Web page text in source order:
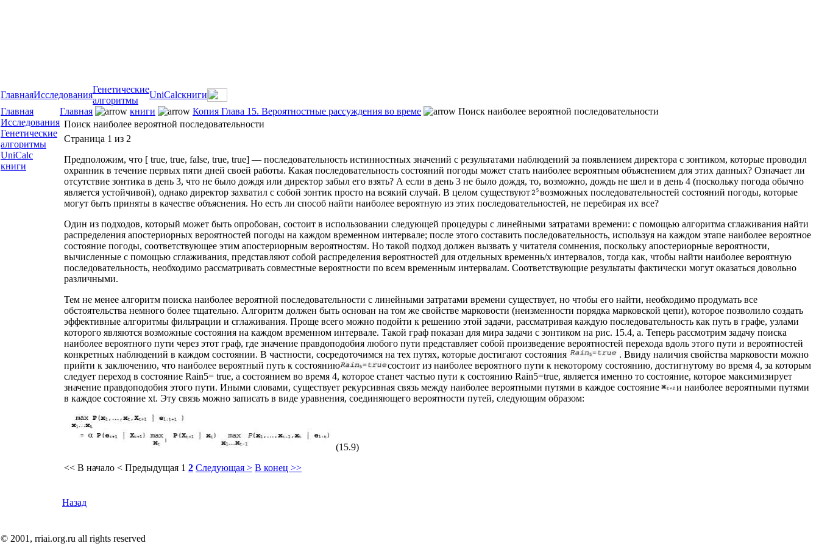
ГлавнаяИсследования
Генетические
алгоритмы
UniCalcкниги
Главная
Исследования
Генетические
алгоритмы
UniCalc
книги
Главная книги Копия Глава 15. Вероятностные рассуждения во време
Поиск наиболее вероятной последовательности
Поиск наиболее вероятной последовательности
Страница 1 из 2
Предположим, что [ true, true, false, true, true] — последовательность истинностных значений с результатами наблюдений за появлением директора с зонтиком, которые проводил
охранник в течение первых пяти дней своей работы. Какая последовательность состояний погоды может стать наиболее вероятным объяснением для этих данных? Означает ли
отсутствие зонтика в день 3, что не было дождя или директор забыл его взять? А если в день 3 не было дождя, то, возможно, дождь не шел и в день 4 (поскольку погода обычно
является устойчивой), однако директор захватил с собой зонтик просто на всякий случай. В целом существуют
возможных последовательностей состояний погоды, которые
могут быть приняты в качестве объяснения. Но есть ли способ найти наиболее вероятную из этих последовательностей, не перебирая их все?
Один из подходов, который может быть опробован, состоит в использовании следующей процедуры с линейными затратами времени: с помощью алгоритма сглаживания найти
распределения апостериорных вероятностей погоды на каждом временном интервале; после этого составить последовательность, используя на каждом этапе наиболее вероятное
состояние погоды, соответствующее этим апостериорным вероятностям. Но такой подход должен вызвать у читателя сомнения, поскольку апостериорные вероятности,
вычисленные с помощью сглаживания, представляют собой распределения вероятностей для отдельных временнь/х интервалов, тогда как, чтобы найти наиболее вероятную
последовательность, необходимо рассматривать совместные вероятности по всем временным интервалам. Соответствующие результаты фактически могут оказаться довольно
различными.
Тем не менее алгоритм поиска наиболее вероятной последовательности с линейными затратами времени существует, но чтобы его найти, необходимо продумать все
обстоятельства немного более тщательно. Алгоритм должен быть основан на том же свойстве марковости (неизменности порядка марковской цепи), которое позволило создать
эффективные алгоритмы фильтрации и сглаживания. Проще всего можно подойти к решению этой задачи, рассматривая каждую последовательность как путь в графе, узлами
которого являются возможные состояния на каждом временном интервале. Такой граф показан для мира задачи с зонтиком на рис. 15.4, а. Теперь рассмотрим задачу поиска
наиболее вероятного пути через этот граф, где значение правдоподобия любого пути представляет собой произведение вероятностей перехода вдоль этого пути и вероятностей
конкретных наблюдений в каждом состоянии. В частности, сосредоточимся на тех путях, которые достигают состояния
. Ввиду наличия свойства марковости можно
прийти к заключению, что наиболее вероятный путь к состоянию
состоит из наиболее вероятного пути к некоторому состоянию, достигнутому во время 4, за которым
следует переход в состояние Rain5= true, а состоянием во время 4, которое станет частью пути к состоянию Rain5=true, является именно то состояние, которое максимизирует
значение правдоподобия этого пути. Иными словами, существует рекурсивная связь между наиболее вероятными путями в каждое состояние
и наиболее вероятными путями
в каждое состояние xt. Эту связь можно записать в виде уравнения, соединяющего вероятности путей, следующим образом:
(15.9)
<< В начало < Предыдущая 1 2 Следующая > В конец >>
Назад
© 2001, rriai.org.ru all rights reserved